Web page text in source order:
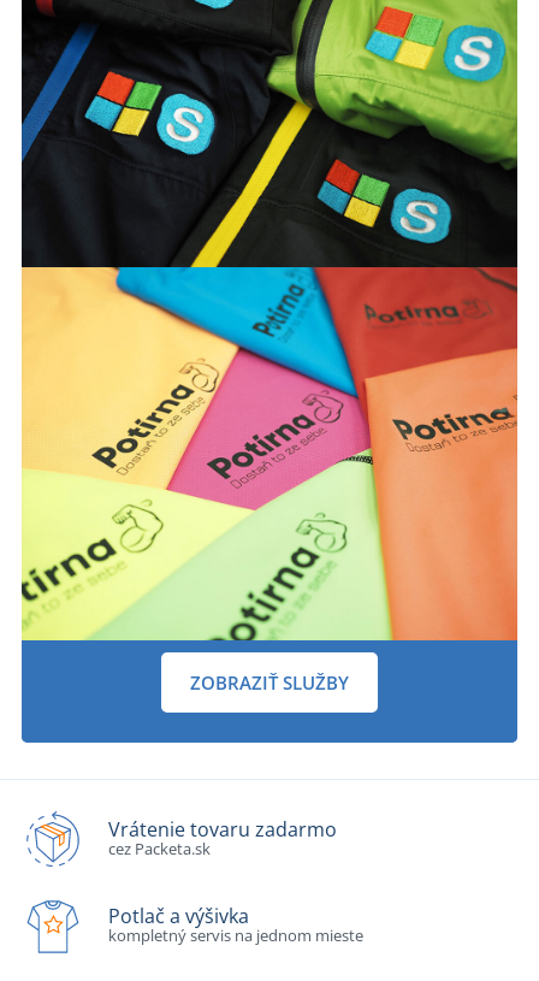
ZOBRAZIŤ SLUŽBY
Vrátenie tovaru zadarmo
cez Packeta.sk
Potlač a výšivka
kompletný servis na jednom mieste